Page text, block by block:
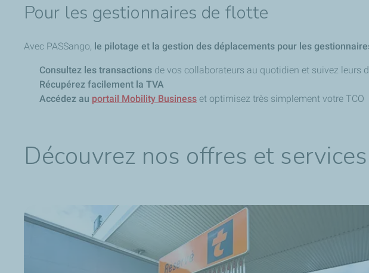
Pour les gestionnaires de flotte
Avec PASSango, le pilotage et la gestion des déplacements pour les
Consultez les transactions de vos collaborateurs au quotidien et suivez leurs
Récupérez facilement la TVA
Accédez au portail Mobility Business et optimisez très simplement votre TCO
Découvrez nos offres et